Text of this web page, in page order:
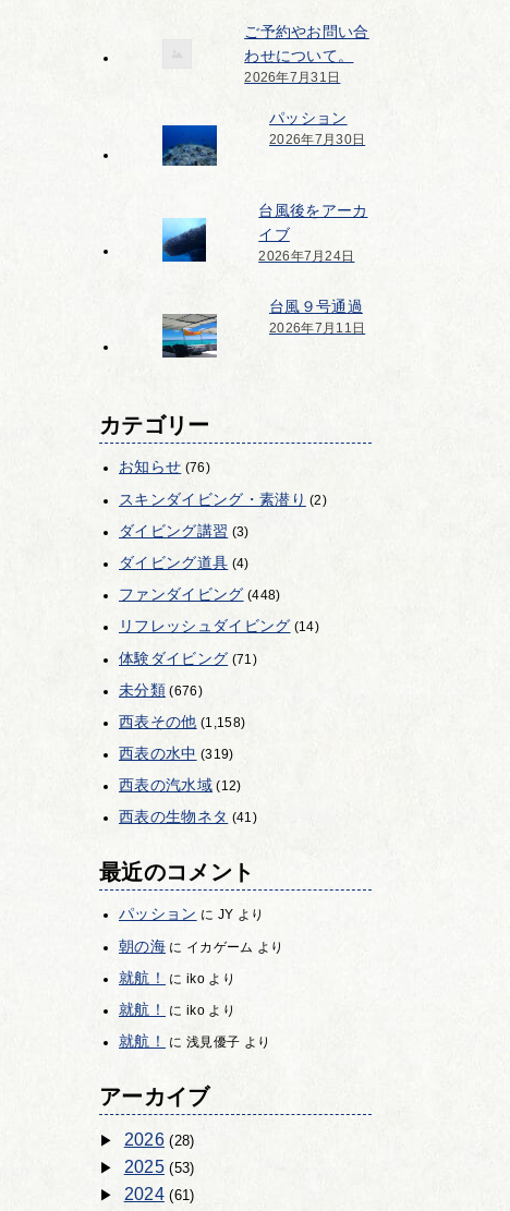
ご予約やお問い合
わせについて。
2026年7月31日
パッション
2026年7月30日
台風後をアーカ
イブ
2026年7月24日
台風９号通過
2026年7月11日
カテゴリー
お知らせ (76)
スキンダイビング・素潜り (2)
ダイビング講習 (3)
ダイビング道具 (4)
ファンダイビング (448)
リフレッシュダイビング (14)
体験ダイビング (71)
未分類(676)
西表その他 (1,158)
西表の水中 (319)
西表の汽水域(12)
西表の生物ネタ (41)
最近のコメント
パッション に JY より
朝の海に イカゲーム より
就航！ に ikoより
就航！ に ikoより
就航！ に 浅見優子 より
アーカイブ
2026(28)
2025(53)
2024(61)